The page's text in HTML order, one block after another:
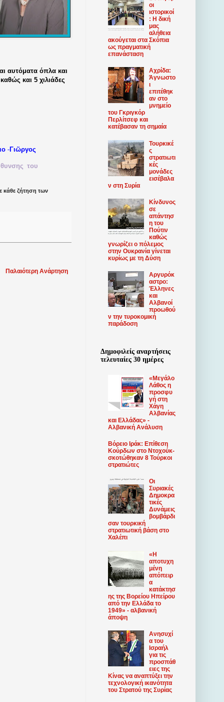
αυτόματα όπλα και
και 5 χιλιάδες
-Γιῶργος
του
κάθε ζήτηση των
Παλαιότερη Ανάρτηση
οι
ιστορικοί
: Η δική
μας
αλήθεια
ακούγεται στα Σκόπια
ως πραγματική
επανάσταση
Αχρίδα:
Άγνωστο
ι
επιτέθηκ
αν στο
μνημείο
του Γκριγκόρ
Περλίτσεφ και
κατέβασαν τη σημαία
Τουρκικέ
ς
στρατιωτι
κές
μονάδες
εισέβαλα
ν στη Συρία
Κίνδυνος
σε
απάντησ
η του
Πούτιν
καθώς
γνωρίζει ο πόλεμος
στην Ουκρανία γίνεται
κυρίως με τη Δύση
Αργυρόκ
αστρο:
Έλληνες
και
Αλβανοί
προωθού
ν την τυροκομική
παράδοση
Δημοφιλείς αναρτήσεις
τελευταίες 30 ημέρες
«Μεγάλο
Λάθος η
προσφυ
γή στη
Χάγη
Αλβανίας
και Ελλάδας» -
Αλβανική Ανάλυση
Βόρειο Ιράκ: Επίθεση
Κούρδων στο Ντοχούκ-
σκοτώθηκαν 8 Τούρκοι
στρατιώτες
Οι
Συριακές
Δημοκρα
τικές
Δυνάμεις
βομβάρδι
σαν τουρκική
στρατιωτική βάση στο
Χαλέπι
«Η
αποτυχη
μένη
απόπειρ
α
κατάκτησ
ης της Βορείου Ηπείρου
από την Ελλάδα το
1949» - αλβανική
άποψη
Ανησυχί
α του
Ισραήλ
για τις
προσπάθ
ειες της
Κίνας να αναπτύξει την
τεχνολογική ικανότητα
του Στρατού της Συρίας